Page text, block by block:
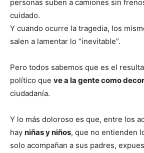
personas suben a camiones sin
cuidado.
Y cuando ocurre la tragedia, los
salen a lamentar lo “inevitable”.
Pero todos sabemos que es el
político que ve a la gente como
ciudadanía.
Y lo más doloroso es que, entre los
hay niñas y niños, que no entienden
solo acompañan a sus padres,